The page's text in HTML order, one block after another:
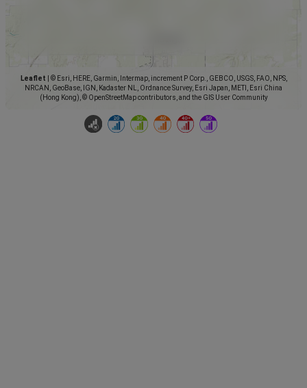
Leaflet
© Esri, HERE, Garmin, Intermap, increment P Corp., GEBCO, USGS, FAO, NPS,
NRCAN, GeoBase, IGN, Kadaster NL, Ordnance Survey, Esri Japan, METI, Esri China
(Hong Kong), © OpenStreetMap contributors, and the GIS User Community